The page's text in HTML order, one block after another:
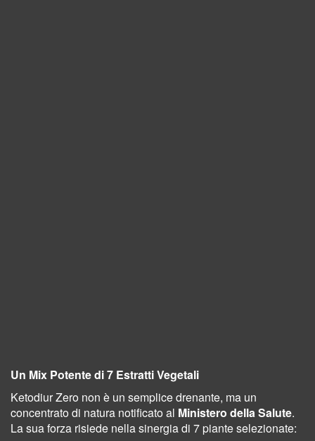
Un Mix Potente di 7 Estratti Vegetali
Ketodiur Zero non è un semplice drenante, ma un
concentrato di natura notificato al Ministero della Salute.
La sua forza risiede nella sinergia di 7 piante selezionate: